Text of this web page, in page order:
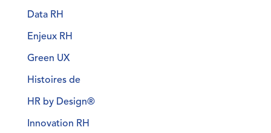
Data RH
Enjeux RH
Green UX
Histoires de
HR by Design®
Innovation RH